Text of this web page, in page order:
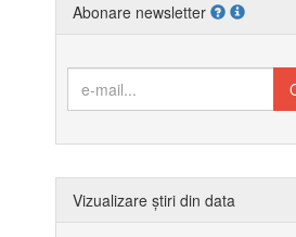
Abonare newsletter
Vizualizare știri din data